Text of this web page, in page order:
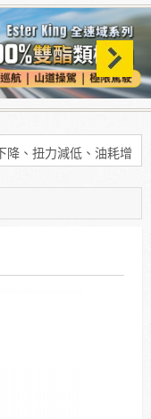
降、扭力減低、油耗增
加等現象
視台邀請採訪，廣受日
降、扭力減低、油耗增
視台邀請採訪，廣受日
地通路詢問洽談進駐。